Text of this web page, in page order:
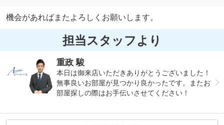
機会があればまたよろしくお願いします。
担当スタッフより
重政 駿
本日は御来店いただきありがとうございました！
無事良いお部屋が見つかり良かったです。またお
部屋探しの際はお手伝いさせてください！